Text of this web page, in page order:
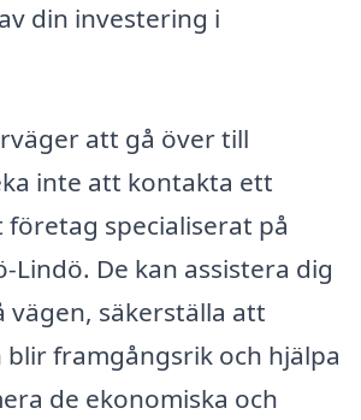
din investering i
att gå över till
inte att kontakta ett
specialiserat på
Lindö. De kan assistera dig
vägen, säkerställa att
framgångsrik och hjälpa
de ekonomiska och